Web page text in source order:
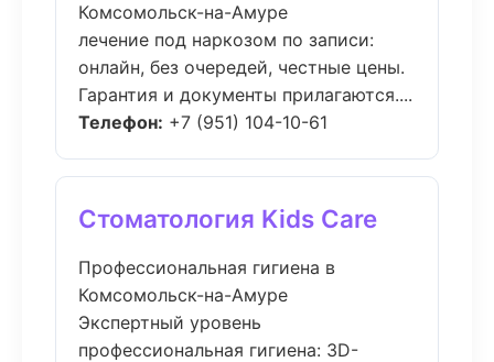
Комсомольск-на-Амуре
лечение под наркозом по записи:
онлайн, без очередей, честные цены.
Гарантия и документы прилагаются....
Телефон: +7 (951) 104-10-61
Стоматология Kids Care
Профессиональная гигиена в
Комсомольск-на-Амуре
Экспертный уровень
профессиональная гигиена: 3D-